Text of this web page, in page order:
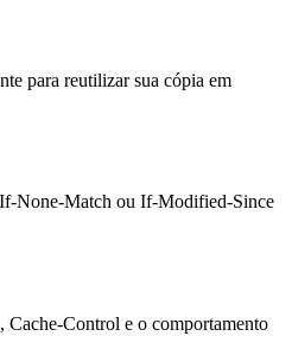
para reutilizar sua cópia em
None-Match ou If-Modified-Since
Control e o comportamento